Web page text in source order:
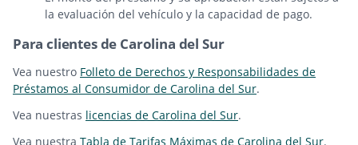
la evaluación del vehículo y la capacidad de pago.
Para clientes de Carolina del Sur
Vea nuestro Folleto de Derechos y Responsabilidades de
Préstamos al Consumidor de Carolina del Sur.
Vea nuestras licencias de Carolina del Sur.
Vea nuestra Tabla de Tarifas Máximas de Carolina del Sur.